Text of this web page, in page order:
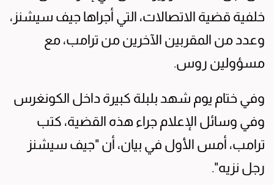
خلفية قضية الاتصالات، التي أجراها جيف سيشنز،
وعدد من المقربين الآخرين من ترامب، مع
مسؤولين روس.
وفي ختام يوم شهد بلبلة كبيرة داخل الكونغرس
وفي وسائل الإعلام جراء هذه القضية، كتب
ترامب، أمس الأول في بيان، أن "جيف سيشنز
رجل نزيه".